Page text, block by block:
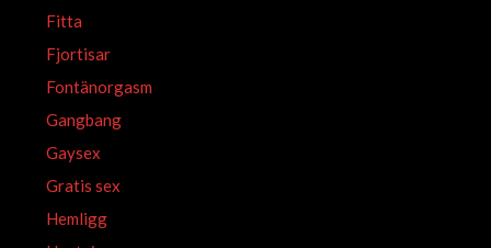
Fitta
Fjortisar
Fontänorgasm
Gangbang
Gaysex
Gratis sex
Hemligg